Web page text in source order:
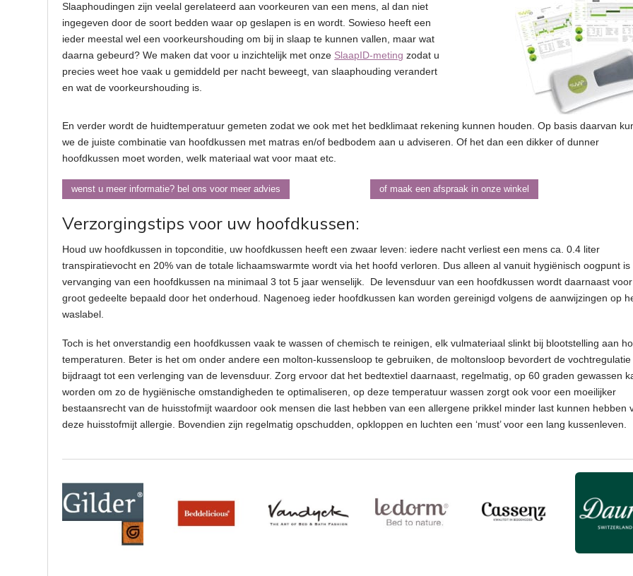
Slaaphoudingen zijn veelal gerelateerd aan voorkeuren van een mens, al dan niet
ingegeven door de soort bedden waar op geslapen is en wordt. Sowieso heeft een
ieder meestal wel een voorkeurshouding om bij in slaap te kunnen vallen, maar wat
daarna gebeurd? We maken dat voor u inzichtelijk met onze SlaapID-meting zodat u
precies weet hoe vaak u gemiddeld per nacht beweegt, van slaaphouding verandert
en wat de voorkeurshouding is.
En verder wordt de huidtemperatuur gemeten zodat we ook met het bedklimaat rekening kunnen houden. Op basis daarvan
we de juiste combinatie van hoofdkussen met matras en/of bedbodem aan u adviseren. Of het dan een dikker of dunner
hoofdkussen moet worden, welk materiaal wat voor maat etc.
wenst u meer informatie? bel ons voor meer advies of maak een afspraak in onze winkel
Verzorgingstips voor uw hoofdkussen:
Houd uw hoofdkussen in topconditie, uw hoofdkussen heeft een zwaar leven: iedere nacht verliest een mens ca. 0.4 liter
transpiratievocht en 20% van de totale lichaamswarmte wordt via het hoofd verloren. Dus alleen al vanuit hygiënisch oogpunt is
vervanging van een hoofdkussen na minimaal 3 tot 5 jaar wenselijk. De levensduur van een hoofdkussen wordt daarnaast
groot gedeelte bepaald door het onderhoud. Nagenoeg ieder hoofdkussen kan worden gereinigd volgens de aanwijzingen op
waslabel.
Toch is het onverstandig een hoofdkussen vaak te wassen of chemisch te reinigen, elk vulmateriaal slinkt bij blootstelling aan
temperaturen. Beter is het om onder andere een molton-kussensloop te gebruiken, de moltonsloop bevordert de vochtregulatie
bijdraagt tot een verlenging van de levensduur. Zorg ervoor dat het bedtextiel daarnaast, regelmatig, op 60 graden gewassen
worden om zo de hygiënische omstandigheden te optimaliseren, op deze temperatuur wassen zorgt ook voor een moeilijker
bestaansrecht van de huisstofmijt waardoor ook mensen die last hebben van een allergene prikkel minder last kunnen hebben
deze huisstofmijt allergie. Bovendien zijn regelmatig opschudden, opkloppen en luchten een ‘must’ voor een lang kussenleven.